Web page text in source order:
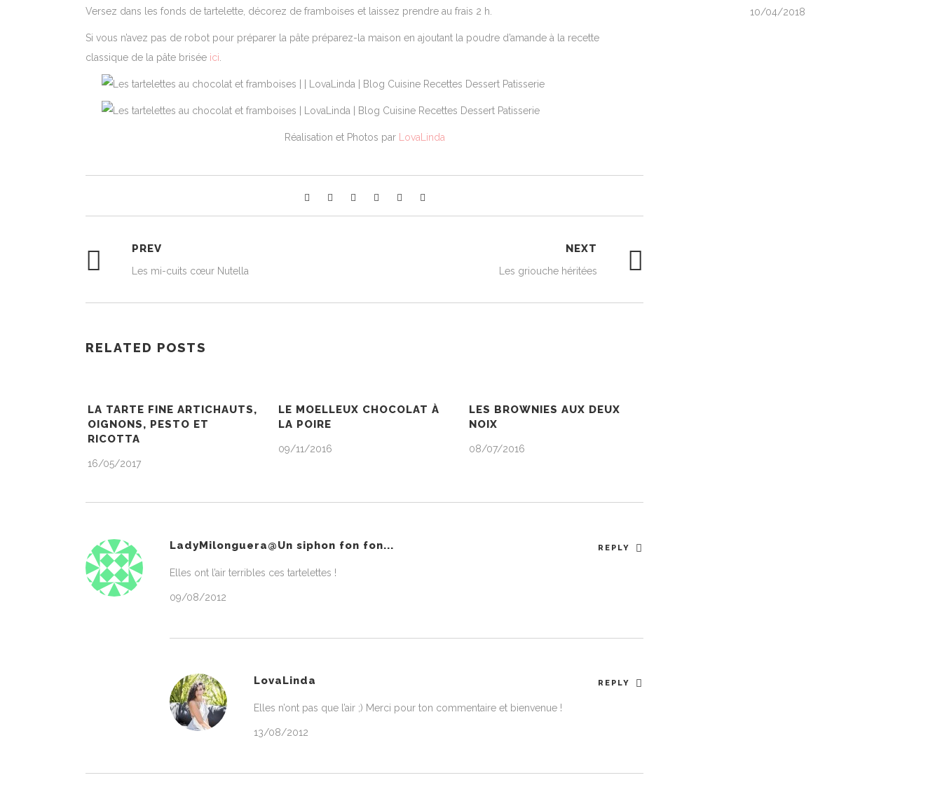
Versez dans les fonds de tartelette, décorez de framboises et laissez prendre au frais 2 h.
Si vous n’avez pas de robot pour préparer la pâte préparez-la maison en ajoutant la poudre d’amande à la recette
classique de la pâte brisée ici
Réalisation et Photos par LovaLinda
PREV
Les mi-cuits cœur Nutella
NEXT
Les griouche héritées
RELATED POSTS
LA TARTE FINE ARTICHAUTS,
OIGNONS, PESTO ET
RICOTTA
16/05/2017
LE MOELLEUX CHOCOLAT À
LA POIRE
09/11/2016
LES BROWNIES AUX DEUX
NOIX
08/07/2016
LadyMilonguera@Un siphon fon fon... REPLY
Elles ont l’air terribles ces tartelettes !
09/08/2012
LovaLinda REPLY
Elles n’ont pas que l’air ;) Merci pour ton commentaire et bienvenue !
13/08/2012
10/04/2018